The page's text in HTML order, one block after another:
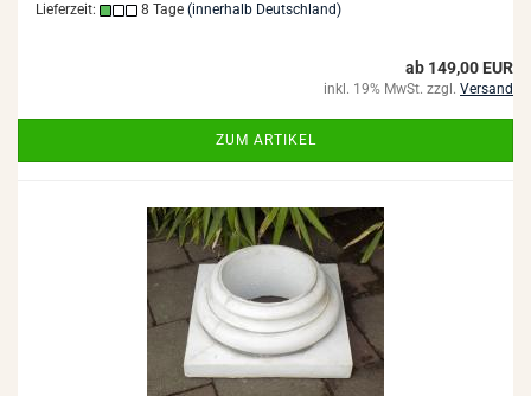
Lieferzeit:
8 Tage (innerhalb Deutschland)
ab 149,00 EUR
inkl. 19% MwSt. zzgl. Versand
ZUM ARTIKEL